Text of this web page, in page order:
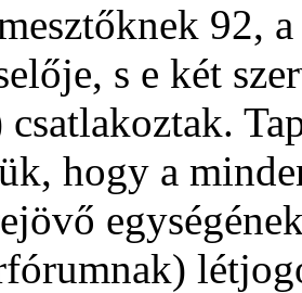
92,
s e két
hogy a